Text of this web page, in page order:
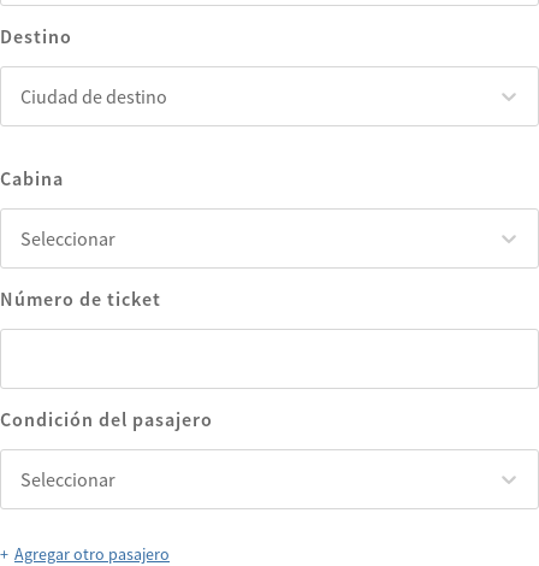
Destino
Ciudad de destino
Cabina
Seleccionar
Número de ticket
Condición del pasajero
Seleccionar
+ Agregar otro pasajero